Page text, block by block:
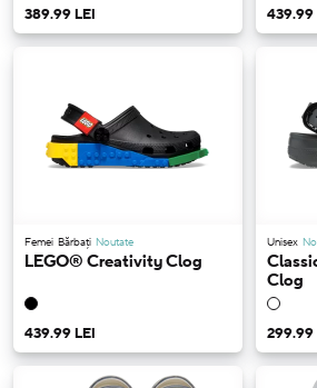
389.99 LEI 439.99
Femei Bărbați Noutate
LEGO® Creativity Clog
439.99 LEI
Unisex
Clog
299.99